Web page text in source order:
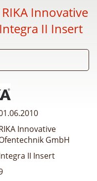
RIKA Innovative
II Insert
Innovative
GmbH
II Insert